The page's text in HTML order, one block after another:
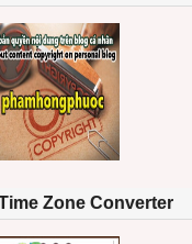
Zone Converter